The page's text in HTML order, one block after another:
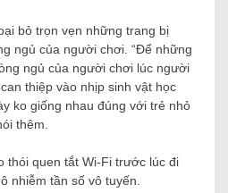
bỏ trọn vẹn những trang bị
ngủ của người chơi. “Để những
ngủ của người chơi lúc người
thiệp vào nhịp sinh vật học
ko giống nhau đúng với trẻ nhỏ
thêm.
thói quen tắt Wi-Fi trước lúc đi
nhiễm tần số vô tuyến.